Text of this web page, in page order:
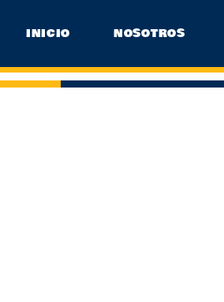
INICIO NOSOTROS